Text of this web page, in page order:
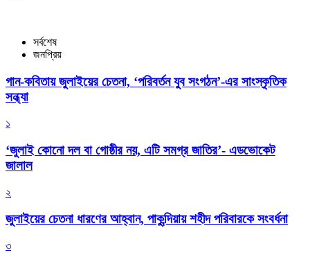
সর্বশেষ
জনপ্রিয়
গান-কবিতায় জুলাইয়ের চেতনা, ‘পরিবর্তন যুব সংগঠন’-এর সাংস্কৃতিক
সন্ধ্যা
১
‘জুলাই কোনো দল বা গোষ্ঠীর নয়, এটি সমগ্র জাতির’- এডভোকেট
জালাল
২
জুলাইয়ের চেতনা ধারণের আহ্বান, পাকুন্দিয়ায় শহীদ পরিবারকে সংবর্ধনা
৩